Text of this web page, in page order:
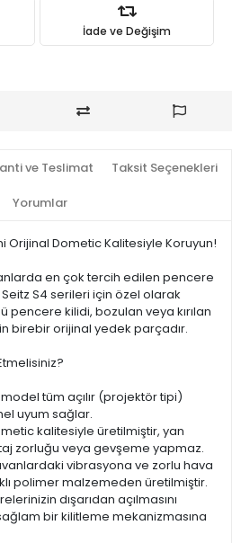
İade ve Değişim
ve Teslimat Taksit Seçenekleri
Yorumlar
Orijinal Dometic Kalitesiyle Koruyun!
en çok tercih edilen pencere
S4 serileri için özel olarak
pencere kilidi, bozulan veya kırılan
birebir orijinal yedek parçadır.
tüm açılır (projektör tipi)
uyum sağlar.
kalitesiyle üretilmiştir, yan
zorluğu veya gevşeme yapmaz.
vibrasyona ve zorlu hava
polimer malzemeden üretilmiştir.
dışarıdan açılmasını
bir kilitleme mekanizmasına